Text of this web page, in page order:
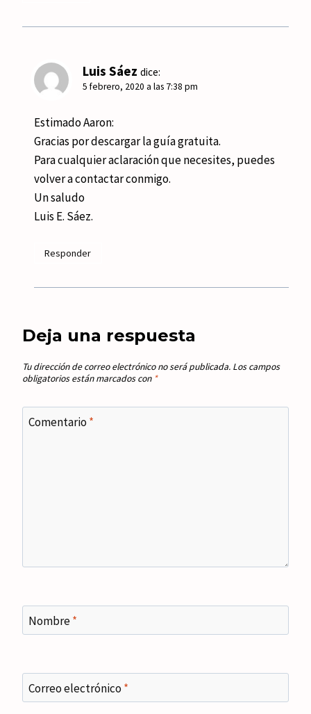
Luis Sáez dice:
5 febrero, 2020 a las 7:38 pm
Estimado Aaron:
Gracias por descargar la guía gratuita.
Para cualquier aclaración que necesites, puedes
volver a contactar conmigo.
Un saludo
Luis E. Sáez.
Responder
Deja una respuesta
Tu dirección de correo electrónico no será publicada. Los campos
obligatorios están marcados con *
Comentario*
Nombre*
Correo electrónico*